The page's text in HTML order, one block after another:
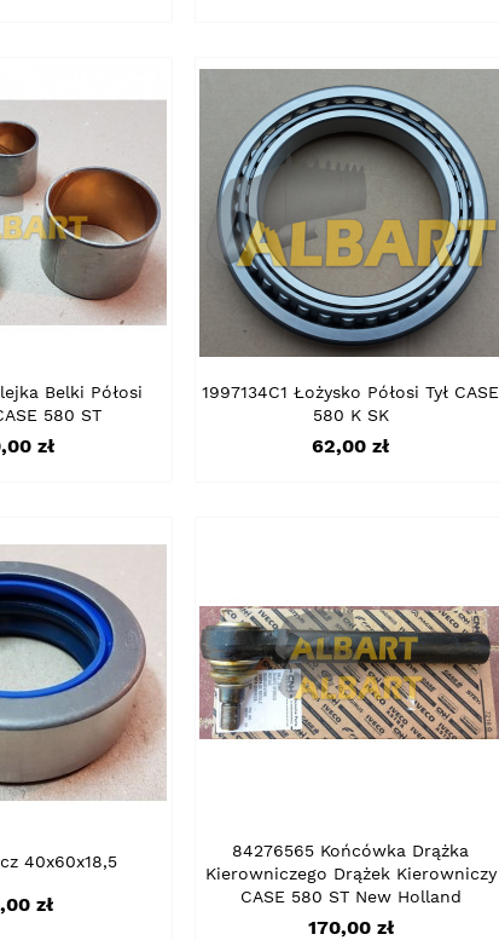
Belki Półosi
580 ST
zł
1997134C1 Łożysko Półosi Tył CASE
580 K SK
Cena
62,00 zł
40x60x18,5
zł
84276565 Końcówka Drążka
Kierowniczego Drążek Kierowniczy
CASE 580 ST New Holland
Cena
170,00 zł